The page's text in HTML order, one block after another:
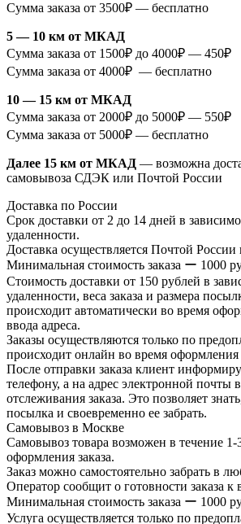
Сумма заказа от 3500₽ — бесплатно
5 — 10 км от МКАД
Сумма заказа от 1500₽ до 4000₽ — 450₽
Сумма заказа от 4000₽ — бесплатно
10 — 15 км от МКАД
Сумма заказа от 2000₽ до 5000₽ — 550₽
Сумма заказа от 5000₽ — бесплатно
Далее 15 км от МКАД — возможна
самовывоза СДЭК или Почтой России
Доставка по России
Срок доставки от 2 до 14 дней в
удаленности.
Доставка осуществляется Почтой
Минимальная стоимость заказа ー 1000
Стоимость доставки от 150 рублей в
удаленности, веса заказа и размера
происходит автоматически во время
ввода адреса.
Заказы осуществляются только по
происходит онлайн во время оформления
После отправки заказа клиент
телефону, а на адрес электронной почты
отслеживания заказа. Это позволяет
посылка и своевременно ее забрать.
Самовывоз в Москве
Самовывоз товара возможен в течение 1-
оформления заказа.
Заказ можно самостоятельно забрать в
Оператор сообщит о готовности заказа к
Минимальная стоимость заказа ー 1000
Услуга осуществляется только по